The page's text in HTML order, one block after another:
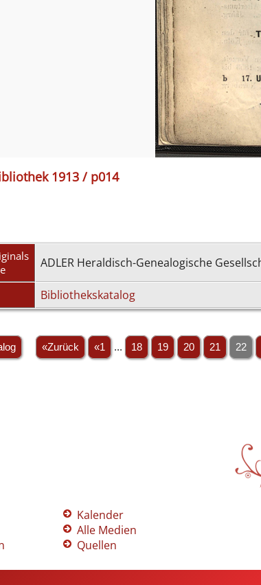
1913 / p014
ADLER Heraldisch-Genealogische
Bibliothekskatalog
«Zurück «1 ... 18 19 20 21 22
Kalender
Alle Medien
Quellen